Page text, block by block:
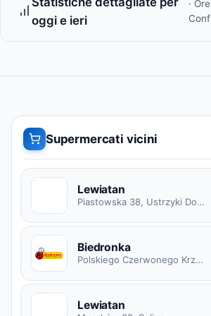
oggi e ieri
·
Supermercati vicini
Lewiatan
Piastowska 38, Ustrzyki Dolne
Biedronka
Polskiego Czerwonego Krzyża 19, Ustrzyki Dolne
Lewiatan